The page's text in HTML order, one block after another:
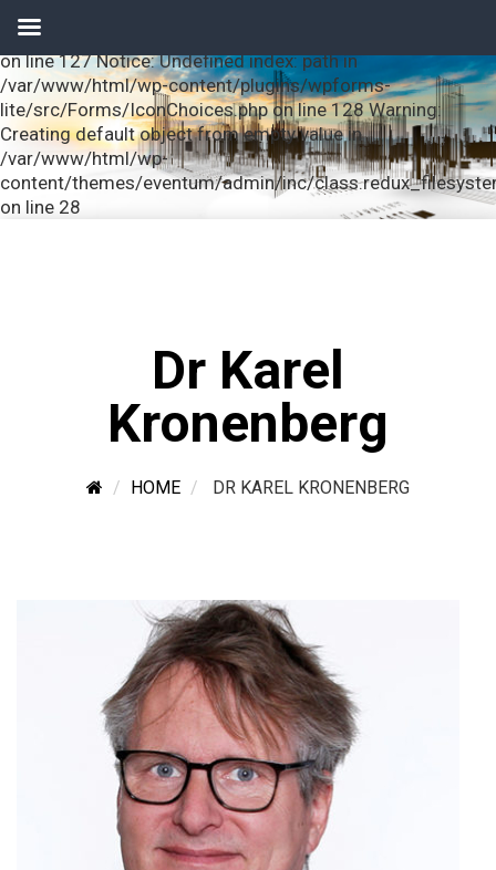
content/plugins/wpforms-lite/src/Forms/IconChoices.php
on line 127 Notice: Undefined index: path in
/var/www/html/wp-content/plugins/wpforms-
lite/src/Forms/IconChoices.php on line 128 Warning:
Creating default object from empty value in
/var/www/html/wp-
content/themes/eventum/admin/inc/
on line 28
Dr Karel
Kronenberg
HOME DR KAREL KRONENBERG